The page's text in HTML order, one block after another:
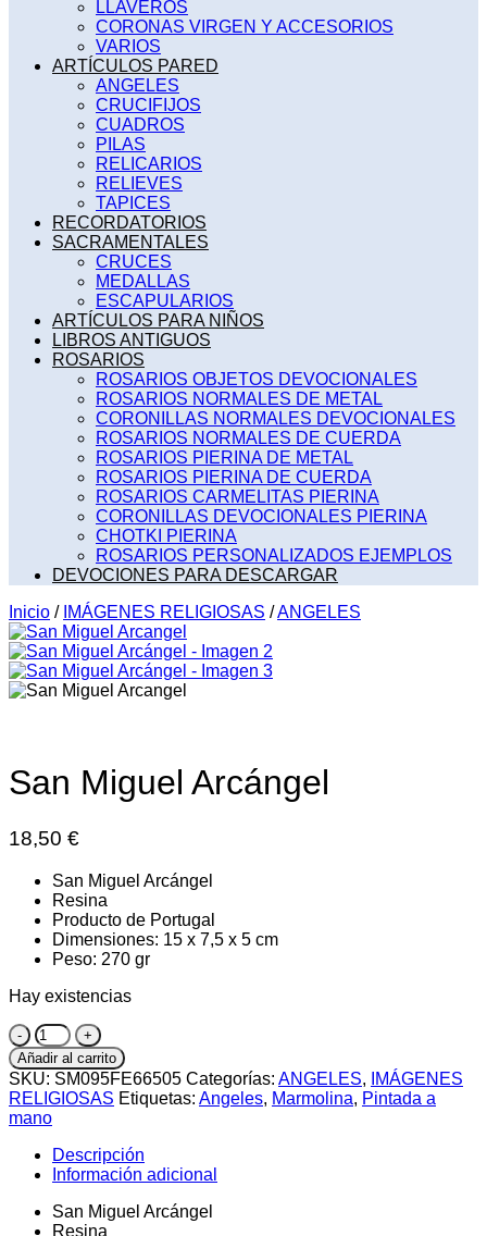
LLAVEROS
CORONAS VIRGEN Y ACCESORIOS
VARIOS
ARTÍCULOS PARED
ANGELES
CRUCIFIJOS
CUADROS
PILAS
RELICARIOS
RELIEVES
TAPICES
RECORDATORIOS
SACRAMENTALES
CRUCES
MEDALLAS
ESCAPULARIOS
ARTÍCULOS PARA NIÑOS
LIBROS ANTIGUOS
ROSARIOS
ROSARIOS OBJETOS DEVOCIONALES
ROSARIOS NORMALES DE METAL
CORONILLAS NORMALES DEVOCIONALES
ROSARIOS NORMALES DE CUERDA
ROSARIOS PIERINA DE METAL
ROSARIOS PIERINA DE CUERDA
ROSARIOS CARMELITAS PIERINA
CORONILLAS DEVOCIONALES PIERINA
CHOTKI PIERINA
ROSARIOS PERSONALIZADOS EJEMPLOS
DEVOCIONES PARA DESCARGAR
Inicio / IMÁGENES RELIGIOSAS /ANGELES
San Miguel Arcángel
18,50 €
San Miguel Arcángel
Resina
Producto de Portugal
Dimensiones: 15 x 7,5 x 5 cm
Peso: 270 gr
Hay existencias
San
Miguel
Arcángel
cantidad
Añadir al carrito
SKU: SM095FE66505 Categorías: ANGELES,
IMÁGENES
RELIGIOSAS Etiquetas: Angeles, Marmolina, Pintada a
mano
Descripción
Información adicional
San Miguel Arcángel
Resina